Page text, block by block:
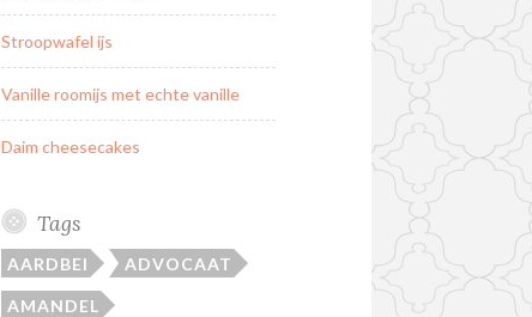
Stroopwafel ijs
Vanille roomijs met echte vanille
Daim cheesecakes
Tags
AARDBEI ADVOCAAT
AMANDEL